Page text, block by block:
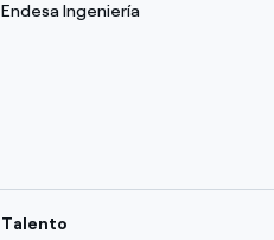
Endesa Ingeniería
Talento